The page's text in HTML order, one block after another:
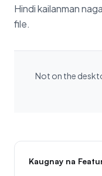
Hindi kailanman
file.
Not on the
Kaugnay na